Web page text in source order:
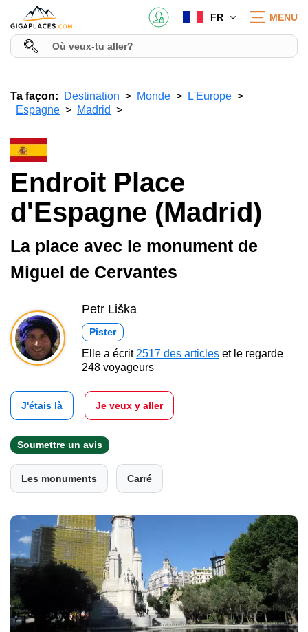
FR MENU
Ta façon: Destination Monde
L'Europe
Espagne
Madrid
Endroit Place
d'Espagne (Madrid)
La place avec le monument de
Miguel de Cervantes
Petr Liška
Pister
Elle a écrit 2517 des articles et le regarde
248 voyageurs
J'étais là Je veux y aller
Soumettre un avis
Les monuments Carré